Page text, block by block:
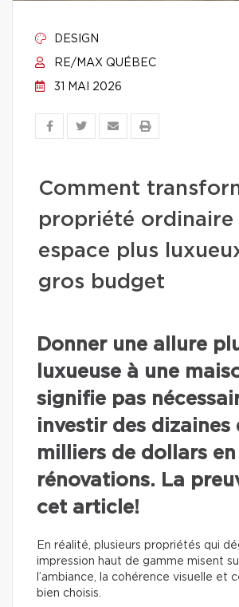
DESIGN
RE/MAX QUÉBEC
31 MAI 2026
Comment
propriété ordinaire
espace plus
gros budget
Donner une allure
luxueuse à une
signifie pas
investir des dizaines
milliers de dollars en
rénovations. La
cet article!
En réalité, plusieurs propriétés qui
impression haut de gamme misent
l’ambiance, la cohérence visuelle et
bien choisis.